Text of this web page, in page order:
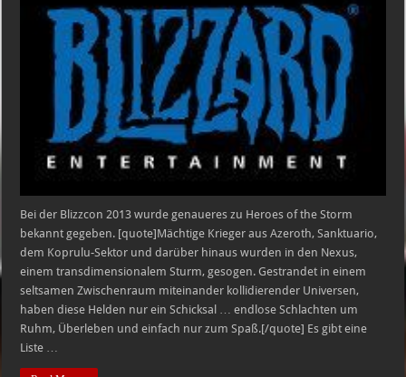
Storm:
Trailer
vorgestellt
und
Anmeldung
zur
BETA
möglich
Bei der Blizzcon 2013 wurde genaueres zu Heroes of the Storm
bekannt gegeben. [quote]Mächtige Krieger aus Azeroth, Sanktuario,
dem Koprulu-Sektor und darüber hinaus wurden in den Nexus,
einem transdimensionalem Sturm, gesogen. Gestrandet in einem
seltsamen Zwischenraum miteinander kollidierender Universen,
haben diese Helden nur ein Schicksal … endlose Schlachten um
Ruhm, Überleben und einfach nur zum Spaß.[/quote] Es gibt eine
Liste …